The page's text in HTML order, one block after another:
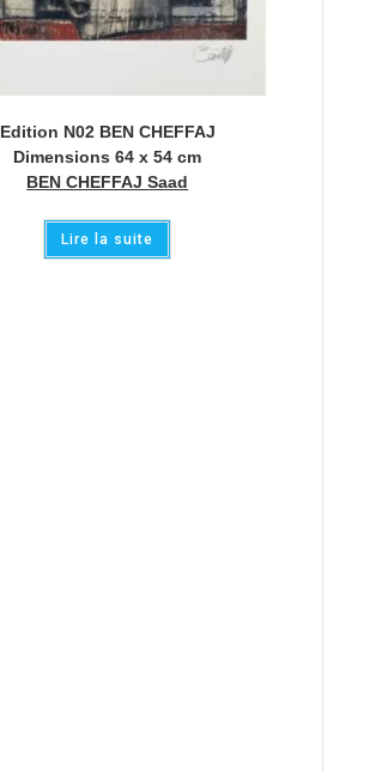
Edition N02 BEN CHEFFAJ
Dimensions 64 x 54 cm
BEN CHEFFAJ Saad
Lire la suite